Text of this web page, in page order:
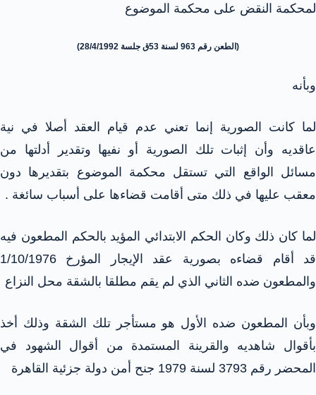
لمحكمة النقض على محكمة الموضوع
(الطعن رقم 963 لسنة 53ق جلسة 28/4/1992)
وبأنه
لما كانت الصورية إنما تعني عدم قيام العقد أصلا في نية
عاقديه وأن إثبات تلك الصورية أو نفيها وتقدير أدلتها من
مسائل الواقع التي تستقل محكمة الموضوع بتقديرها دون
معقب عليها في ذلك متى أقامت قضاءها على أسباب سائغة .
لما كان ذلك وكان الحكم الابتدائي المؤيد بالحكم المطعون فيه
قد أقام قضاءه بصورية عقد الإيجار المؤرخ 1/10/1976
والمطعون ضده الثاني الذي لم يقم مطلقا بالشقة محل النزاع
وبأن المطعون ضده الأول هو مستأجر تلك الشقة وذلك أخذ
بأقوال شاهديه والقرينة المستمدة من أقوال الشهود في
المحضر رقم 3793 لسنة 1979 جنح أمن دولة جزئية القاهرة